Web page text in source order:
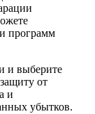
программ
и выберите
от
и
убытков.